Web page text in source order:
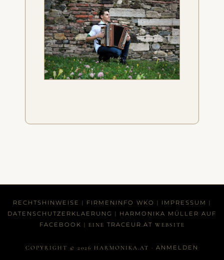
RECHTSHINWEISE | FIRMENINFO WKO | IMPRESSUM |
DATENSCHUTZERKLAERUNG | HARMONIKA MÜLLER AUF
FACEBOOK | EINE TRACEUR.AT WEBSITE
COPYRIGHT © 2026 HARMONIKA.AT · ANMELDEN